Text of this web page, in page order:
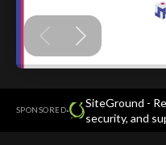
SPONSORED·
SiteGround -
security, and